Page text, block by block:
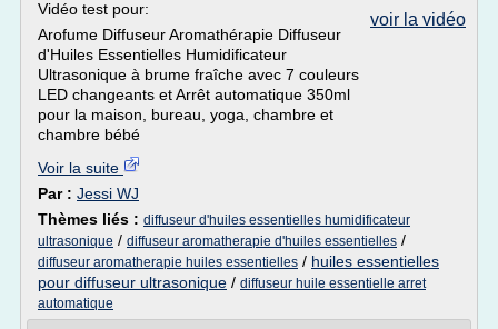
voir la vidéo
Vidéo test pour:
Arofume Diffuseur Aromathérapie Diffuseur
d'Huiles Essentielles Humidificateur
Ultrasonique à brume fraîche avec 7 couleurs
LED changeants et Arrêt automatique 350ml
pour la maison, bureau, yoga, chambre et
chambre bébé
Voir la suite
Par : Jessi WJ
Thèmes liés : diffuseur d'huiles essentielles humidificateur
ultrasonique / diffuseur aromatherapie d'huiles essentielles /
diffuseur aromatherapie huiles essentielles / huiles essentielles
pour diffuseur ultrasonique / diffuseur huile essentielle arret
automatique